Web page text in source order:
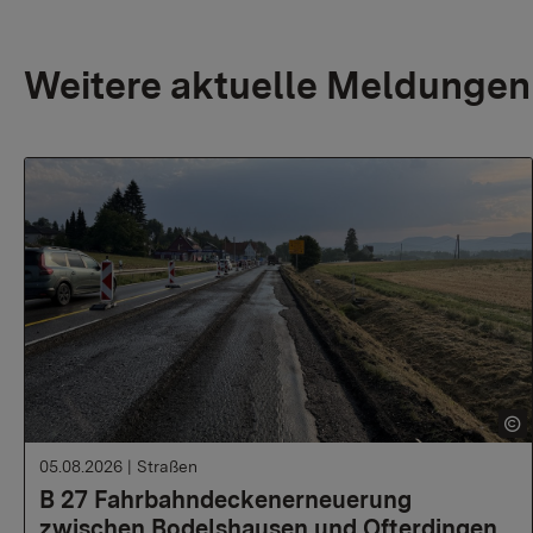
Weitere aktuelle Meldungen
B 27 Fahrbahndeckenerneuerung
05.08.2026 | Straßen